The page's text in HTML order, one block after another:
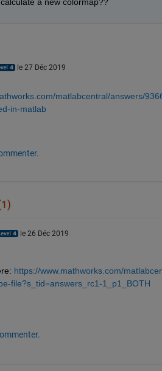
le 27 Déc 2019
matlabcentral/answers/
in-matlab
le 26 Déc 2019
https://www.mathworks.com/
file?s_tid=answers_rc1-1_p1_BOTH